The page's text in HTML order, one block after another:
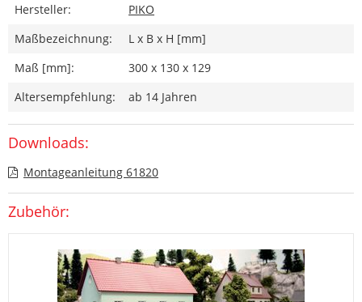
Hersteller:
PIKO
Maßbezeichnung:
L x B x H [mm]
Maß [mm]:
300 x 130 x 129
Altersempfehlung:
ab 14 Jahren
Downloads:
Montageanleitung 61820
Zubehör: